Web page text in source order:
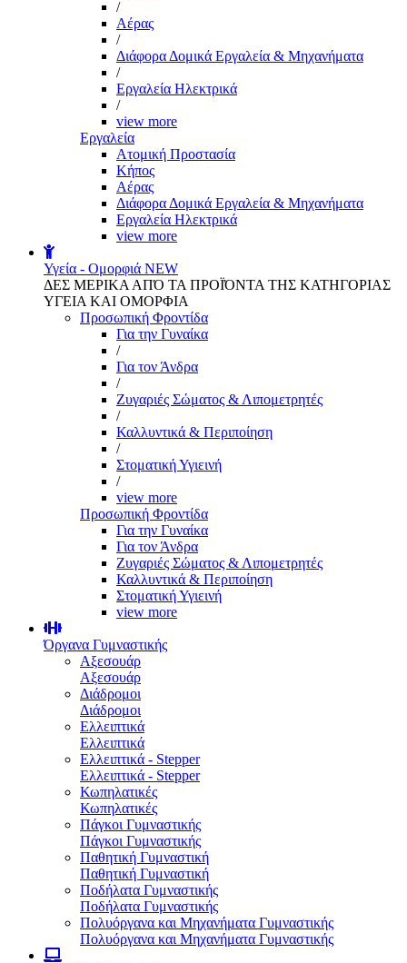
/
Αέρας
/
Διάφορα Δομικά Εργαλεία & Μηχανήματα
/
Εργαλεία Ηλεκτρικά
/
view more
Εργαλεία
Aτομική Προστασία
Kήπος
Αέρας
Διάφορα Δομικά Εργαλεία & Μηχανήματα
Εργαλεία Ηλεκτρικά
view more
Υγεία - Ομορφιά NEW
ΔΕΣ ΜΕΡΙΚΑ ΑΠΌ ΤΑ ΠΡΟΪΌΝΤΑ ΤΗΣ ΚΑΤΗΓΟΡΙΑΣ
ΥΓΕΙΑ ΚΑΙ ΟΜΟΡΦΙΑ
Προσωπική Φροντίδα
Για την Γυναίκα
/
Για τον Άνδρα
/
Ζυγαριές Σώματος & Λιπομετρητές
/
Καλλυντικά & Περιποίηση
/
Στοματική Υγιεινή
/
view more
Προσωπική Φροντίδα
Για την Γυναίκα
Για τον Άνδρα
Ζυγαριές Σώματος & Λιπομετρητές
Καλλυντικά & Περιποίηση
Στοματική Υγιεινή
view more
Όργανα Γυμναστικής
Αξεσουάρ
Αξεσουάρ
Διάδρομοι
Διάδρομοι
Ελλειπτικά
Ελλειπτικά
Ελλειπτικά - Stepper
Ελλειπτικά - Stepper
Κωπηλατικές
Κωπηλατικές
Πάγκοι Γυμναστικής
Πάγκοι Γυμναστικής
Παθητική Γυμναστική
Παθητική Γυμναστική
Ποδήλατα Γυμναστικής
Ποδήλατα Γυμναστικής
Πολυόργανα και Μηχανήματα Γυμναστικής
Πολυόργανα και Μηχανήματα Γυμναστικής